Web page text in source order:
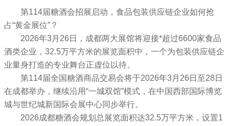
第114届糖酒会招展启动，食品包装供应链企业如何抢
占“黄金展位”？
2026年3月26日，成都两大展馆将迎接*超过6600家食品
酒类企业，32.5万平方米的展览面积中，一个为包装供应链企
业量身打造的专业舞台正虚位以待。
第114届全国糖酒商品交易会将于2026年3月26日至28日
在成都举办，继续沿用“一城双馆”模式，在中国西部国际博览
城与世纪城新国际会展中心同步举行。
2026成都糖酒会规划总展览面积达32.5万平方米，设置1